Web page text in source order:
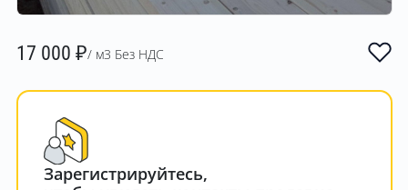
17 000 ₽/ м3 Без НДС
Зарегистрируйтесь,